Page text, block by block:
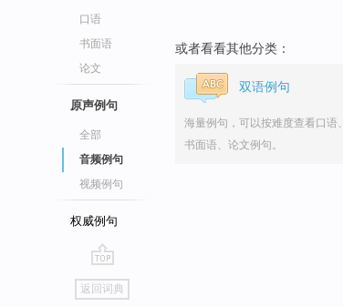
口语
书面语
论文
原声例句
全部
音频例句
视频例句
权威例句
go
top
返回词典
或者看看其他分类：
双语例句
海量例句，可以按难度查看口语、
书面语、论文例句。